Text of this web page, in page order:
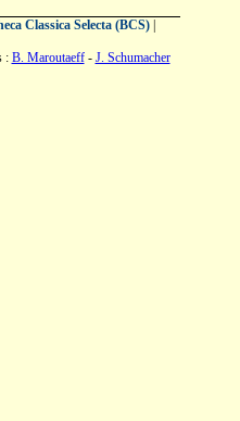
Classica Selecta (BCS)|
: B. Maroutaeff- J. Schumacher